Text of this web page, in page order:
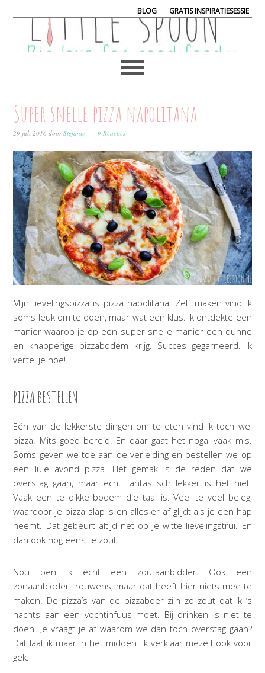
BLOG| GRATIS INSPIRATIESESSIE
Super snelle pizza napolitana
29 juli 2016 doorStefanie 9 Reacties
Mijn lievelingspizza is pizza napolitana. Zelf maken vind ik
soms leuk om te doen, maar wat een klus. Ik ontdekte een
manier waarop je op een super snelle manier een dunne
en knapperige pizzabodem krijg. Succes gegarneerd. Ik
vertel je hoe!
PIZZA BESTELLEN
Eén van de lekkerste dingen om te eten vind ik toch wel
pizza. Mits goed bereid. En daar gaat het nogal vaak mis.
Soms geven we toe aan de verleiding en bestellen we op
een luie avond pizza. Het gemak is de reden dat we
overstag gaan, maar echt fantastisch lekker is het niet.
Vaak een te dikke bodem die taai is. Veel te veel beleg,
waardoor je pizza slap is en alles er af glijdt als je een hap
neemt. Dat gebeurt altijd net op je witte lievelingstrui. En
dan ook nog eens te zout.
Nou ben ik echt een zoutaanbidder. Ook een
zonaanbidder trouwens, maar dat heeft hier niets mee te
maken. De pizza’s van de pizzaboer zijn zo zout dat ik ’s
nachts aan een vochtinfuus moet. Bij drinken is niet te
doen. Je vraagt je af waarom we dan toch overstag gaan?
Dat laat ik maar in het midden. Ik verklaar mezelf ook voor
gek.